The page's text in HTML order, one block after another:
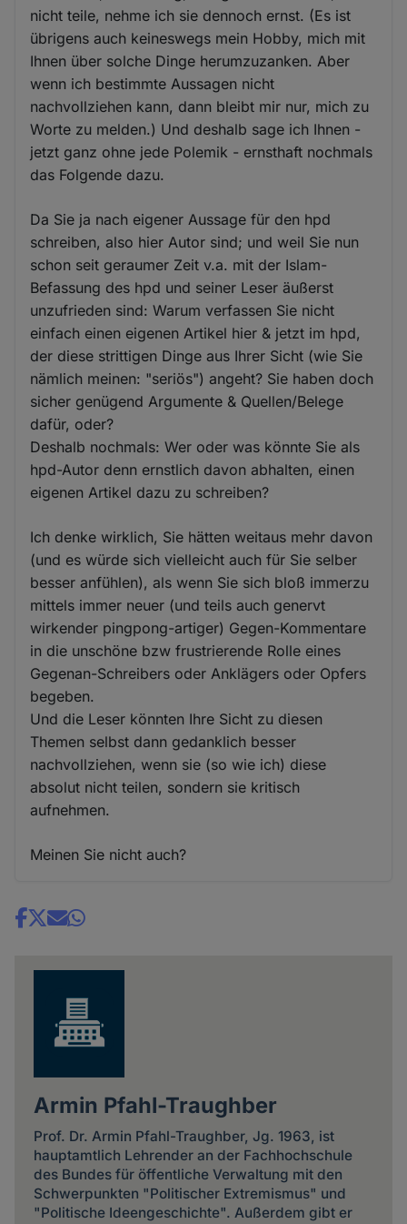
nicht teile, nehme ich sie dennoch ernst. (Es ist
übrigens auch keineswegs mein Hobby, mich mit
Ihnen über solche Dinge herumzuzanken. Aber
wenn ich bestimmte Aussagen nicht
nachvollziehen kann, dann bleibt mir nur, mich zu
Worte zu melden.) Und deshalb sage ich Ihnen -
jetzt ganz ohne jede Polemik - ernsthaft nochmals
das Folgende dazu.
Da Sie ja nach eigener Aussage für den hpd
schreiben, also hier Autor sind; und weil Sie nun
schon seit geraumer Zeit v.a. mit der Islam-
Befassung des hpd und seiner Leser äußerst
unzufrieden sind: Warum verfassen Sie nicht
einfach einen eigenen Artikel hier & jetzt im hpd,
der diese strittigen Dinge aus Ihrer Sicht (wie Sie
nämlich meinen: "seriös") angeht? Sie haben doch
sicher genügend Argumente & Quellen/Belege
dafür, oder?
Deshalb nochmals: Wer oder was könnte Sie als
hpd-Autor denn ernstlich davon abhalten, einen
eigenen Artikel dazu zu schreiben?
Ich denke wirklich, Sie hätten weitaus mehr davon
(und es würde sich vielleicht auch für Sie selber
besser anfühlen), als wenn Sie sich bloß immerzu
mittels immer neuer (und teils auch genervt
wirkender pingpong-artiger) Gegen-Kommentare
in die unschöne bzw frustrierende Rolle eines
Gegenan-Schreibers oder Anklägers oder Opfers
begeben.
Und die Leser könnten Ihre Sicht zu diesen
Themen selbst dann gedanklich besser
nachvollziehen, wenn sie (so wie ich) diese
absolut nicht teilen, sondern sie kritisch
aufnehmen.
Meinen Sie nicht auch?
Share
Armin Pfahl-Traughber
Prof. Dr. Armin Pfahl-Traughber, Jg. 1963, ist
hauptamtlich Lehrender an der Fachhochschule
des Bundes für öffentliche Verwaltung mit den
Schwerpunkten "Politischer Extremismus" und
"Politische Ideengeschichte". Außerdem gibt er